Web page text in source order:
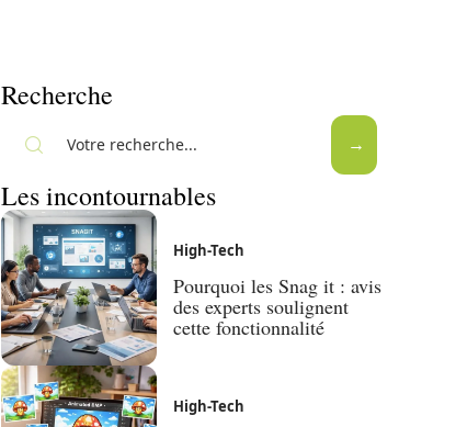
Recherche
Les incontournables
High-Tech
Pourquoi les Snag it : avis
des experts soulignent
cette fonctionnalité
High-Tech